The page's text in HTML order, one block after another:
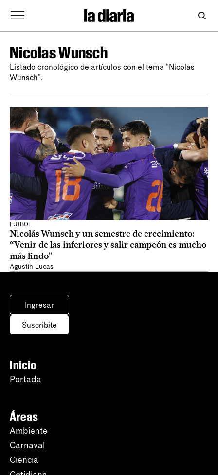
Nicolas Wunsch
Listado cronológico de artículos con el tema "Nicolas
Wunsch".
FÚTBOL
Nicolás Wunsch y un semestre de crecimiento:
“Venir de las inferiores y salir campeón es mucho
más lindo”
Agustín Lucas
Ingresar
Suscribite
Inicio
Portada
Áreas
Ambiente
Carnaval
Ciencia